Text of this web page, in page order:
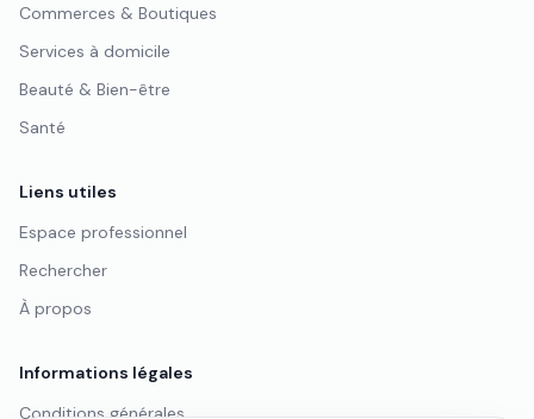
Commerces & Boutiques
Services à domicile
Beauté & Bien-être
Santé
Liens utiles
Espace professionnel
Rechercher
À propos
Informations légales
Conditions générales